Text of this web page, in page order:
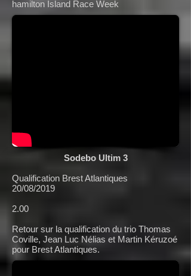
hamilton Island Race Week
Sodebo Ultim 3
Qualification Brest Atlantiques
20/08/2019
2.00
Retour sur la qualification du trio Thomas
Coville, Jean Luc Nélias et Martin Kéruzoé
pour Brest Atlantiques.